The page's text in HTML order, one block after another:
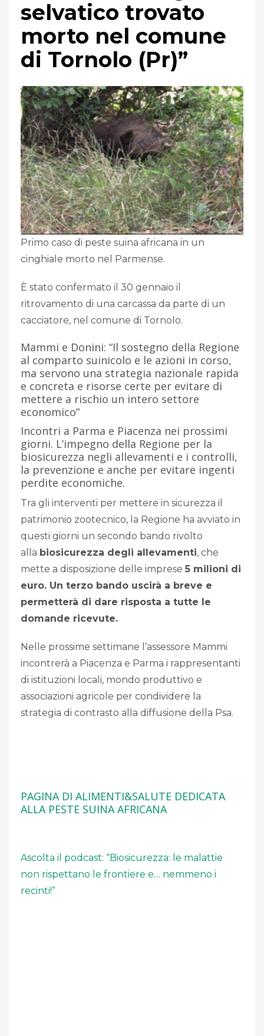
selvatico trovato
morto nel comune
di Tornolo (Pr)”
Primo caso di peste suina africana in un
cinghiale morto nel Parmense.
È stato confermato il 30 gennaio il
ritrovamento di una carcassa da parte di un
cacciatore, nel comune di Tornolo.
Mammi e Donini: “Il sostegno della Regione
al comparto suinicolo e le azioni in corso,
ma servono una strategia nazionale rapida
e concreta e risorse certe per evitare di
mettere a rischio un intero settore
economico”
Incontri a Parma e Piacenza nei prossimi
giorni. L’impegno della Regione per la
biosicurezza negli allevamenti e i controlli,
la prevenzione e anche per evitare ingenti
perdite economiche.
Tra gli interventi per mettere in sicurezza il
patrimonio zootecnico, la Regione ha avviato in
questi giorni un secondo bando rivolto
alla biosicurezza degli allevamenti, che
mette a disposizione delle imprese 5 milioni di
euro. Un terzo bando uscirà a breve e
permetterà di dare risposta a tutte le
domande ricevute.
Nelle prossime settimane l’assessore Mammi
incontrerà a Piacenza e Parma i rappresentanti
di istituzioni locali, mondo produttivo e
associazioni agricole per condividere la
strategia di contrasto alla diffusione della Psa.
PAGINA DI ALIMENTI&SALUTE DEDICATA
ALLA PESTE SUINA AFRICANA
Ascolta il podcast: “Biosicurezza: le malattie
non rispettano le frontiere e… nemmeno i
recinti!”